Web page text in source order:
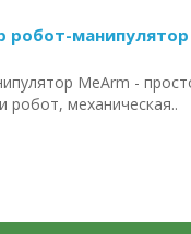
робот-
MeArm -
робот, механическая..